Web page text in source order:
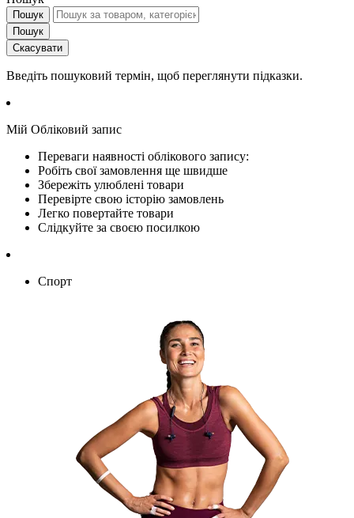
Пошук
Пошук
Скасувати
Введіть пошуковий термін, щоб переглянути підказки.
Мій Обліковий запис
Переваги наявності облікового запису:
Робіть свої замовлення ще швидше
Збережіть улюблені товари
Перевірте свою історію замовлень
Легко повертайте товари
Слідкуйте за своєю посилкою
Спорт